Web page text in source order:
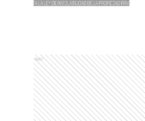
Ads